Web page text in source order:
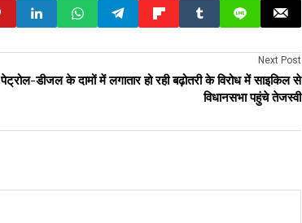
Next Post
पेट्रोल-डीजल के दामों में लगातार हो रही बढ़ोतरी के विरोध में साइकिल से
विधानसभा पहुंचे तेजस्वी